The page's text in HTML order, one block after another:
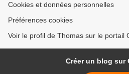
Cookies et données personnelles
Préférences cookies
Voir le profil de Thomas sur le portail
Créer un blog sur